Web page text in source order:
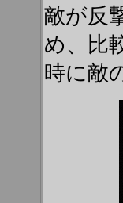
敵が反
め、比
時に敵